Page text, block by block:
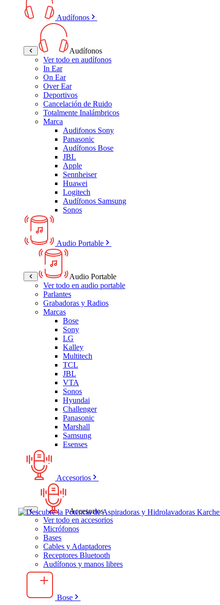
Audífonos
Audífonos
Ver todo en audífonos
In Ear
On Ear
Over Ear
Deportivos
Cancelación de Ruido
Totalmente Inalámbricos
Marca
Audifonos Sony
Panasonic
Audífonos Bose
JBL
Apple
Sennheiser
Huawei
Logitech
Audífonos Samsung
Sonos
Audio Portable
Audio Portable
Ver todo en audio portable
Parlantes
Grabadoras y Radios
Marcas
Bose
Sony
LG
Kalley
Multitech
TCL
JBL
VTA
Sonos
Hyundai
Challenger
Panasonic
Marshall
Samsung
Esenses
Accesorios
Accesorios
Ver todo en accesorios
Micrófonos
Bases
Cables y Adaptadores
Receptores Bluetooth
Audífonos y manos libres
Bose